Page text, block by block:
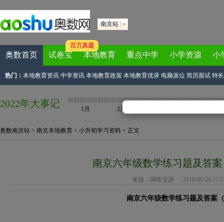
南京站
奥数首页 试卷宝
百万真题
本地教育 重点中学 小学资源 小
热门： 本地教育资讯 中学资讯 本地教育政策 本地教育优录 电脑派位 简历面试 特
2022年大事记 1月 2月
奥数南京站 > 南京本地教育 > 小升初学习资料 > 正文
南京六年级数学练习题及答
来源： 网络资源 2018-09-26
南京六年级数学练习题及答案（